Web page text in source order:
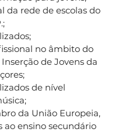
da rede de escolas do
no âmbito do
de Jovens da
de nível
da União Europeia,
ensino secundário